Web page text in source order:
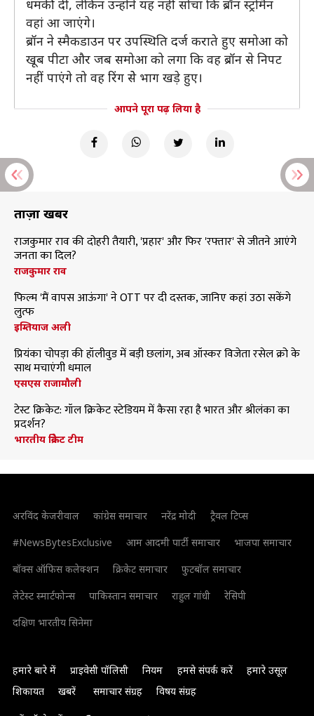
धमकी दी, लेकिन उन्होंने यह नहीं सोचा कि ब्रॉन स्ट्रोमैन
वहां आ जाएंगे।
ब्रॉन ने स्मैकडाउन पर उपस्थिति दर्ज कराते हुए समोआ को
खूब पीटा और जब समोआ को लगा कि वह ब्रॉन से निपट
नहीं पाएंगे तो वह रिंग सेे भाग खड़े हुए।
आपने पूरा पढ़ लिया है
ताज़ा खबरें
राजकुमार राव की दोहरी तैयारी, 'प्रहार' और फिर 'रफ्तार' से जीतने आएंगे
जनता का दिल?
राजकुमार राव
फिल्म 'मैं वापस आऊंगा' ने OTT पर दी दस्तक, जानिए कहां उठा सकेंगे
लुत्फ
इम्तियाज अली
प्रियंका चोपड़ा की हॉलीवुड में बड़ी छलांग, अब ऑस्कर विजेता रसेल क्रो के
साथ मचाएंगी धमाल
एसएस राजामौली
टेस्ट क्रिकेट: गॉल क्रिकेट स्टेडियम में कैसा रहा है भारत और श्रीलंका का
प्रदर्शन?
भारतीय क्रिकेट टीम
अरविंद केजरीवाल कांग्रेस समाचार नरेंद्र मोदी
ट्रैवल टिप्स
#NewsBytesExclusive
आम आदमी पार्टी समाचार
भाजपा समाचार
बॉक्स ऑफिस कलेक्शन
क्रिकेट समाचार
फुटबॉल समाचार
लेटेस्ट स्मार्टफोन्स
पाकिस्तान समाचार राहुल गांधी
रेसिपी
दक्षिण भारतीय सिनेमा
हमारे बारे में प्राइवेसी पॉलिसी नियम हमसे संपर्क करें
हमारे उसूल
शिकायत
खबरें समाचार संग्रह विषय संग्रह